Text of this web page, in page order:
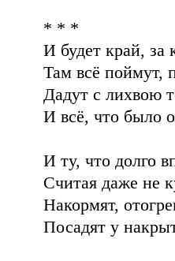
* * *
И будет край, за
Там всё поймут,
Дадут с лихвою
И всё, что было
И ту, что долго
Считая даже не
Накормят,
Посадят у